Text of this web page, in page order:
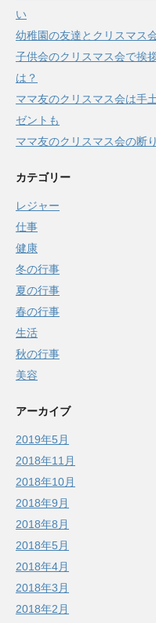
い
幼稚園の友達とクリスマス
子供会のクリスマス会で挨
は？
ママ友のクリスマス会は手
ゼントも
ママ友のクリスマス会の断
カテゴリー
レジャー
仕事
健康
冬の行事
夏の行事
春の行事
生活
秋の行事
美容
アーカイブ
2019年5月
2018年11月
2018年10月
2018年9月
2018年8月
2018年5月
2018年4月
2018年3月
2018年2月